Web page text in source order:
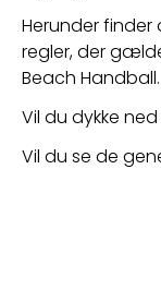
Herunder finder
regler, der
Beach Handball.
Vil du dykke
Vil du se de